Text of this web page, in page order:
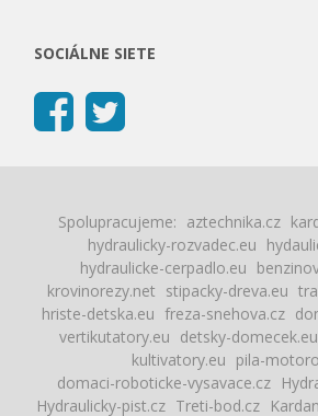
SOCIÁLNE SIETE
Spolupracujeme: aztechnika.cz
hydraulicky-rozvadec.eu
hydraulicke-cerpadlo.eu
krovinorezy.net stipacky-dreva.eu
hriste-detska.eu freza-snehova.cz
vertikutatory.eu detsky-domecek.eu
kultivatory.eu pila-
domaci-roboticke-vysavace.cz
Hydraulicky-pist.cz Treti-bod.cz